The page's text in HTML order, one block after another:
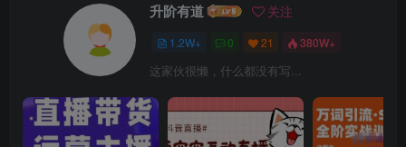
升阶有道 关注
1.2W+ 0 21 380W+
这家伙很懒，什么都没有写...